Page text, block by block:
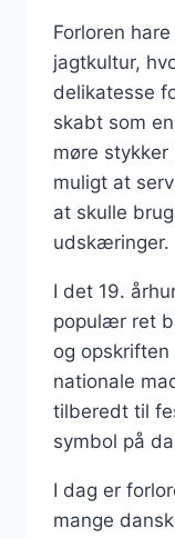
Forloren
jagtkultur,
delikatesse
skabt som
møre
muligt at
at skulle
udskæringer.
I det 19.
populær ret
og
nationale
tilberedt til
symbol på
I dag er
mange